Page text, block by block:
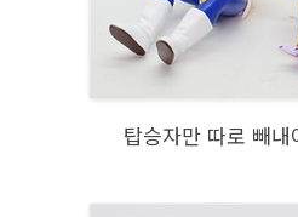
탑승자만 따로 빼